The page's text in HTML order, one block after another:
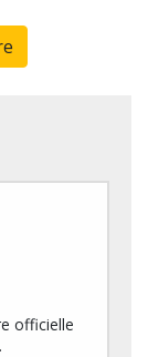
officielle